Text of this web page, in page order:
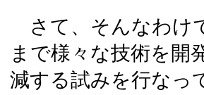
さて、そんなわけ
まで様々な技術を開
減する試みを行なっ